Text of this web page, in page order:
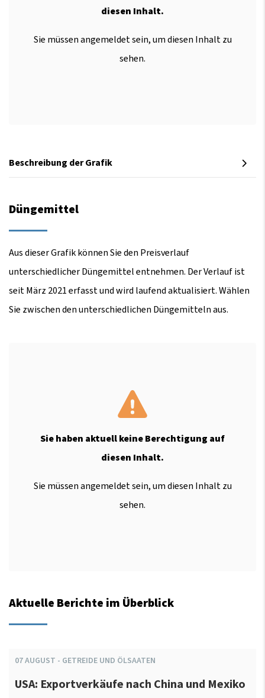
diesen Inhalt.
Sie müssen angemeldet sein, um diesen Inhalt zu
sehen.
Beschreibung der Grafik
Düngemittel
Aus dieser Grafik können Sie den Preisverlauf
unterschiedlicher Düngemittel entnehmen. Der Verlauf ist
seit März 2021 erfasst und wird laufend aktualisiert. Wählen
Sie zwischen den unterschiedlichen Düngemitteln aus.
Sie haben aktuell keine Berechtigung auf
diesen Inhalt.
Sie müssen angemeldet sein, um diesen Inhalt zu
sehen.
Aktuelle Berichte im Überblick
07AUGUST - GETREIDE UND ÖLSAATEN
USA: Exportverkäufe nach China und Mexiko